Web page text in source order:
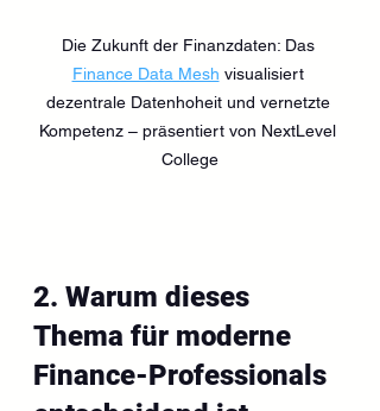
Die Zukunft der Finanzdaten: Das
Finance Data Mesh visualisiert
dezentrale Datenhoheit und vernetzte
Kompetenz – präsentiert von NextLevel
College
2. Warum dieses
Thema für moderne
Finance-Professionals